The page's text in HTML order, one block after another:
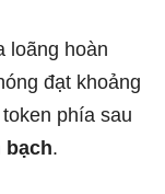
loãng hoàn
đạt khoảng
phía sau
bạch.